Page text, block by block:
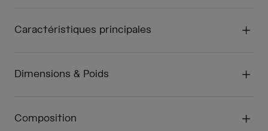
Caractéristiques principales
Dimensions & Poids
Composition